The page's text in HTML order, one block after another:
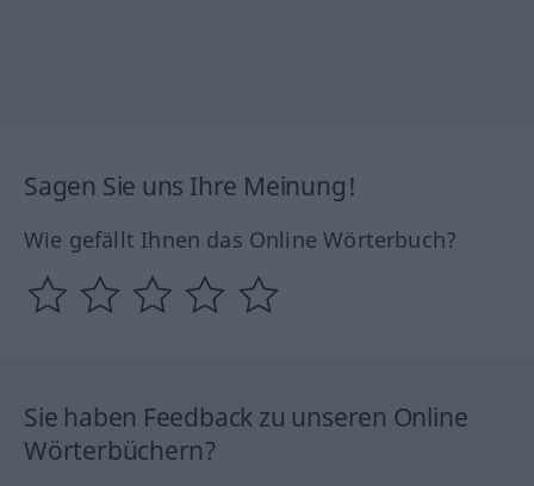
Sagen Sie uns Ihre Meinung!
Wie gefällt Ihnen das Online Wörterbuch?
Sie haben Feedback zu unseren Online
Wörterbüchern?